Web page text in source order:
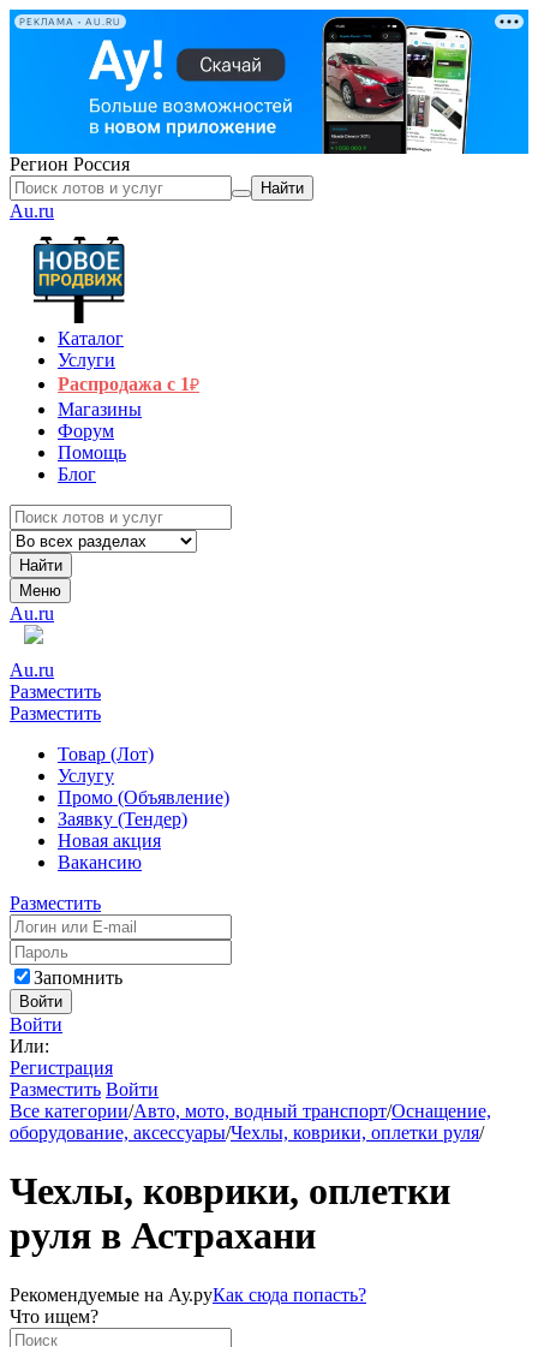
РЕКЛАМА • AU.RU
Регион Россия
Найти
Au.ru
Каталог
Услуги
Распродажа с 1₽
Магазины
Форум
Помощь
Блог
Найти
Меню
Au.ru
Au.ru
Разместить
Разместить
Товар (Лот)
Услугу
Промо (Объявление)
Заявку (Тендер)
Новая акция
Вакансию
Разместить
Запомнить
Войти
Войти
Или:
Регистрация
Разместить Войти
Все категории/Авто, мото, водный транспорт/Оснащение,
оборудование, аксессуары/Чехлы, коврики, оплетки руля/
Чехлы, коврики, оплетки
руля в Астрахани
Рекомендуемые на Ау.руКак сюда попасть?
Что ищем?